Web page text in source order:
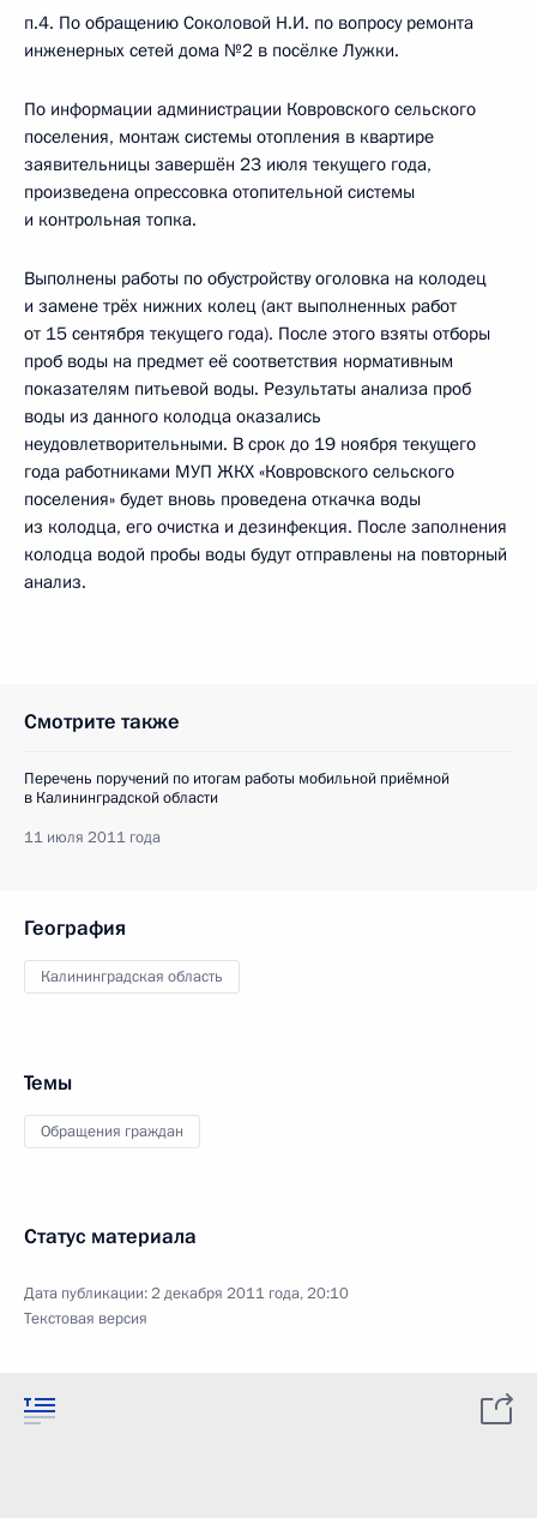
п.4. По обращению Соколовой Н.И. по вопросу ремонта
инженерных сетей дома №2 в посёлке Лужки.
По информации администрации Ковровского сельского
поселения, монтаж системы отопления в квартире
заявительницы завершён 23 июля текущего года,
произведена опрессовка отопительной системы
и контрольная топка.
Выполнены работы по обустройству оголовка на колодец
и замене трёх нижних колец (акт выполненных работ
от 15 сентября текущего года). После этого взяты отборы
проб воды на предмет её соответствия нормативным
показателям питьевой воды. Результаты анализа проб
воды из данного колодца оказались
неудовлетворительными. В срок до 19 ноября текущего
года работниками МУП ЖКХ «Ковровского сельского
поселения» будет вновь проведена откачка воды
из колодца, его очистка и дезинфекция. После заполнения
колодца водой пробы воды будут отправлены на повторный
анализ.
Смотрите также
Перечень поручений по итогам работы мобильной приёмной
в Калининградской области
11 июля 2011 года
География
Калининградская область
Темы
Обращения граждан
Статус материала
Дата публикации:2 декабря 2011 года, 20:10
Текстовая версия